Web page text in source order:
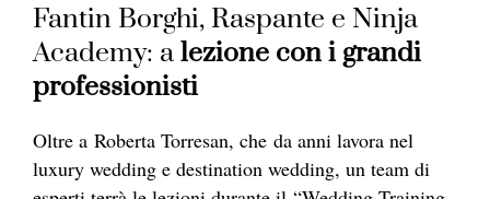
Fantin Borghi, Raspante e Ninja
Academy: alezione con i grandi
professionisti
Oltre a Roberta Torresan, che da anni lavora nel
luxury wedding e destination wedding, un team di